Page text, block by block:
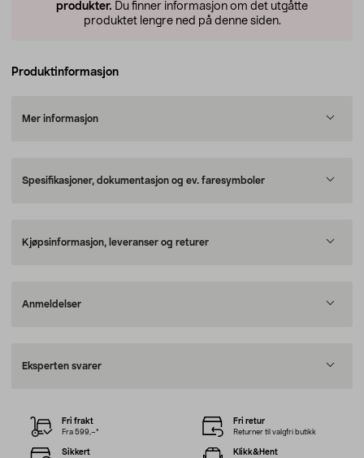
produkter. Du finner informasjon om det utgåtte
produktet lengre ned på denne siden.
Produktinformasjon
Mer informasjon
Spesifikasjoner, dokumentasjon og ev. faresymboler
Kjøpsinformasjon, leveranser og returer
Anmeldelser
Eksperten svarer
Fri frakt
Fra 599,–*
Fri retur
Returner til valgfri butikk
Sikkert Klikk&Hent